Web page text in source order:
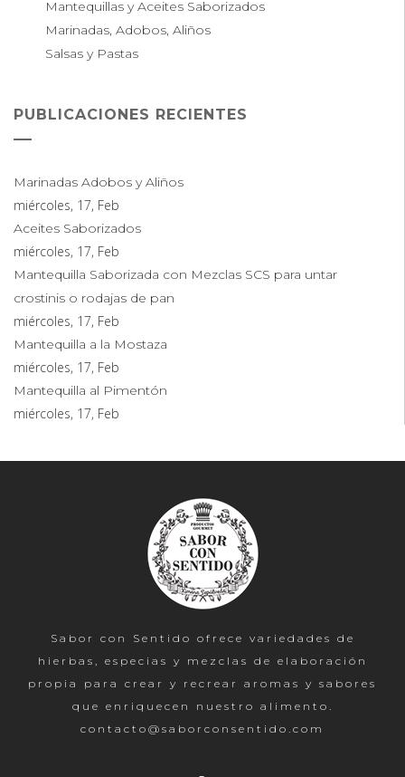
Mantequillas y Aceites Saborizados
Marinadas, Adobos, Aliños
Salsas y Pastas
PUBLICACIONES RECIENTES
Marinadas Adobos y Aliños
miércoles, 17, Feb
Aceites Saborizados
miércoles, 17, Feb
Mantequilla Saborizada con Mezclas SCS para untar
crostinis o rodajas de pan
miércoles, 17, Feb
Mantequilla a la Mostaza
miércoles, 17, Feb
Mantequilla al Pimentón
miércoles, 17, Feb
Sabor con Sentido ofrece variedades de
hierbas, especias y mezclas de elaboración
propia para crear y recrear aromas y sabores
que enriquecen nuestro alimento.
contacto@saborconsentido.com